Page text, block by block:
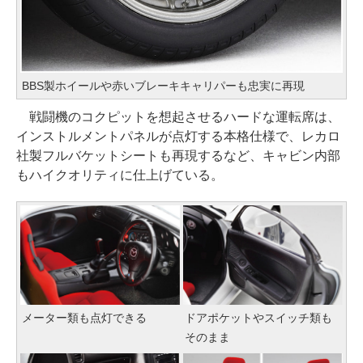
BBS製ホイールや赤いブレーキキャリパーも忠実に再現
戦闘機のコクピットを想起させるハードな運転席は、
インストルメントパネルが点灯する本格仕様で、レカロ
社製フルバケットシートも再現するなど、キャビン内部
もハイクオリティに仕上げている。
メーター類も点灯できる
ドアポケットやスイッチ類も
そのまま